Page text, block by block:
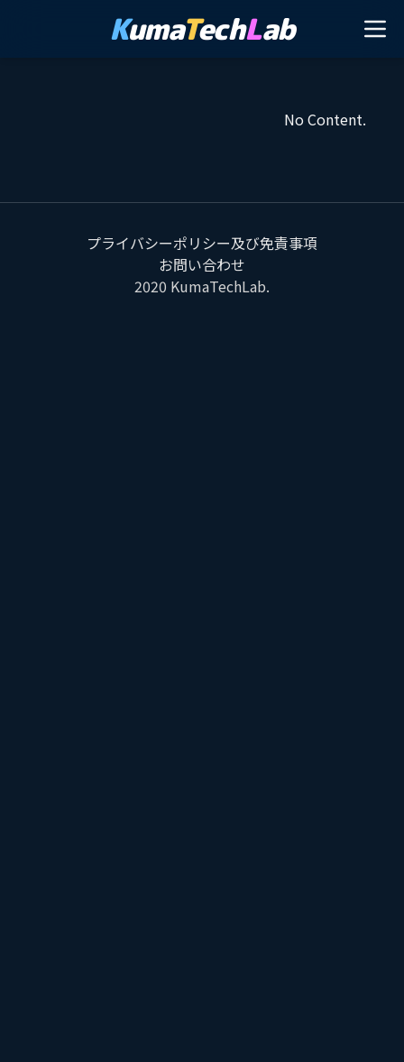
KumaTechLab
No Content.
プライバシーポリシー及び免責事項
お問い合わせ
2020 KumaTechLab.